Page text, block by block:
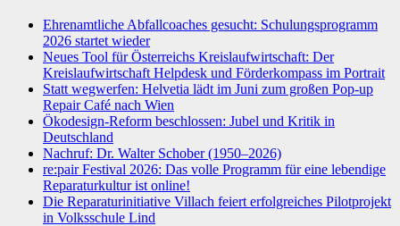
Ehrenamtliche Abfallcoaches gesucht: Schulungsprogramm
2026 startet wieder
Neues Tool für Österreichs Kreislaufwirtschaft: Der
Kreislaufwirtschaft Helpdesk und Förderkompass im Portrait
Statt wegwerfen: Helvetia lädt im Juni zum großen Pop-up
Repair Café nach Wien
Ökodesign-Reform beschlossen: Jubel und Kritik in
Deutschland
Nachruf: Dr. Walter Schober (1950–2026)
re:pair Festival 2026: Das volle Programm für eine lebendige
Reparaturkultur ist online!
Die Reparaturinitiative Villach feiert erfolgreiches Pilotprojekt
in Volksschule Lind